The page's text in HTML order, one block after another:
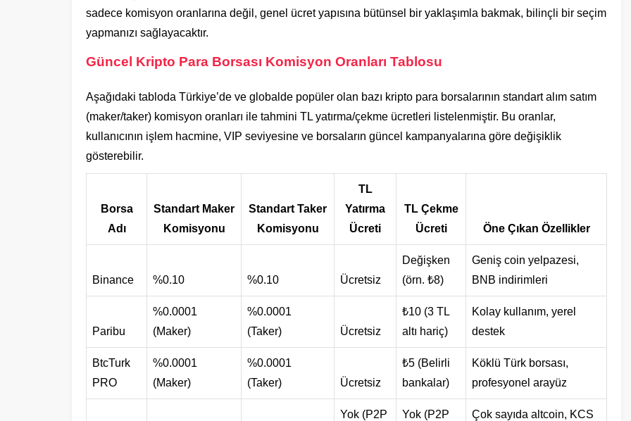
sadece komisyon oranlarına değil, genel ücret yapısına bütünsel bir yaklaşımla bakmak, bilinçli bir seçim
yapmanızı sağlayacaktır.
Güncel Kripto Para Borsası Komisyon Oranları Tablosu
Aşağıdaki tabloda Türkiye’de ve globalde popüler olan bazı kripto para borsalarının standart alım satım
(maker/taker) komisyon oranları ile tahmini TL yatırma/çekme ücretleri listelenmiştir. Bu oranlar,
kullanıcının işlem hacmine, VIP seviyesine ve borsaların güncel kampanyalarına göre değişiklik
gösterebilir.
Borsa
Adı
Standart Maker
Komisyonu
Standart Taker
Komisyonu
TL
Yatırma
Ücreti
TL Çekme
Ücreti
Öne Çıkan Özellikler
Binance %0.10 %0.10 Ücretsiz
Değişken
(örn. ₺8)
Geniş coin yelpazesi,
BNB indirimleri
Paribu
%0.0001
(Maker)
%0.0001
(Taker)
Ücretsiz
₺10 (3 TL
altı hariç)
Kolay kullanım, yerel
destek
BtcTurk
PRO
%0.0001
(Maker)
%0.0001
(Taker)
Ücretsiz
₺5 (Belirli
bankalar)
Köklü Türk borsası,
profesyonel arayüz
Yok (P2P
Yok (P2P
Çok sayıda altcoin, KCS